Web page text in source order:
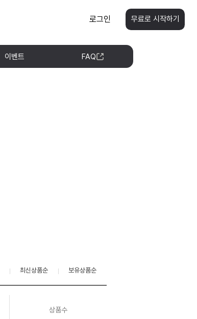
로그인
이벤트 FAQ
무료로 시작하기
최신상품순 보유상품순
상품수